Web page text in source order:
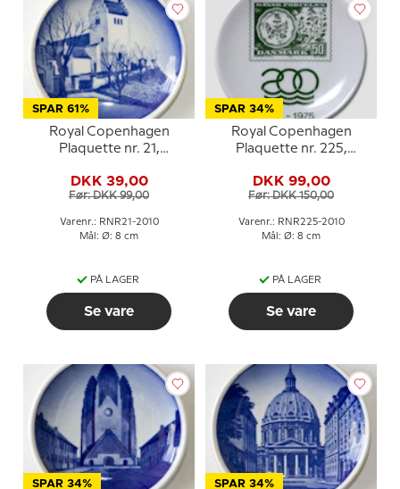
SPAR 61%
Royal Copenhagen
Plaquette nr. 21,
DKK 39,00
Før: DKK 99,00
Varenr.: RNR21-2010
Mål: Ø: 8 cm
PÅ LAGER
Se vare
SPAR 34%
Royal Copenhagen
Plaquette nr. 225,
1775-1975
DKK 99,00
Før: DKK 150,00
Varenr.: RNR225-2010
Mål: Ø: 8 cm
PÅ LAGER
Se vare
SPAR 34% SPAR 34%